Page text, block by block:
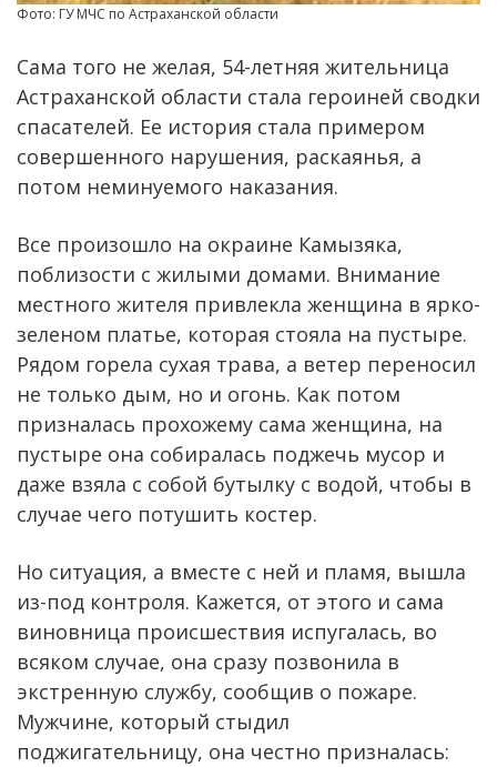
Фото: ГУ МЧС по Астраханской области
Сама того не желая, 54-летняя жительница
Астраханской области стала героиней сводки
спасателей. Ее история стала примером
совершенного нарушения, раскаянья, а
потом неминуемого наказания.
Все произошло на окраине Камызяка,
поблизости с жилыми домами. Внимание
местного жителя привлекла женщина в ярко-
зеленом платье, которая стояла на пустыре.
Рядом горела сухая трава, а ветер переносил
не только дым, но и огонь. Как потом
призналась прохожему сама женщина, на
пустыре она собиралась поджечь мусор и
даже взяла с собой бутылку с водой, чтобы в
случае чего потушить костер.
Но ситуация, а вместе с ней и пламя, вышла
из-под контроля. Кажется, от этого и сама
виновница происшествия испугалась, во
всяком случае, она сразу позвонила в
экстренную службу, сообщив о пожаре.
Мужчине, который стыдил
поджигательницу, она честно призналась: